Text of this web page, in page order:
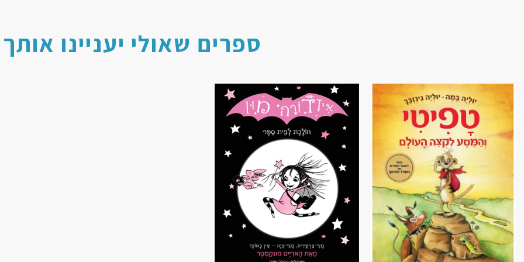
ספרים שאולי יעניינו
הוסף ל
WISHLIST
הוסף ל
WISHLIST